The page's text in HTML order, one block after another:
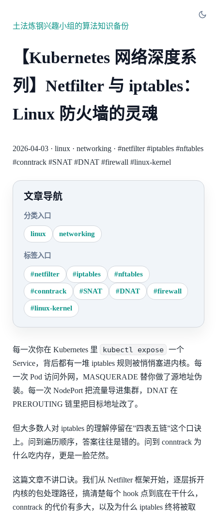
土法炼钢兴趣小组的算法知识备份
【Kubernetes 网络深度系
列】Netfilter 与 iptables：
Linux 防火墙的灵魂
2026-04-03· linux· networking· #netfilter #iptables #nftables
#conntrack #SNAT #DNAT #firewall #linux-kernel
文章导航
分类入口
linux networking
标签入口
#netfilter #iptables #nftables
#conntrack #SNAT #DNAT #firewall
#linux-kernel
每一次你在 Kubernetes 里 kubectl expose 一个
Service，背后都有一堆 iptables 规则被悄悄塞进内核。每
一次 Pod 访问外网，MASQUERADE 替你做了源地址伪
装。每一次 NodePort 把流量导进集群，DNAT 在
PREROUTING 链里把目标地址改了。
但大多数人对 iptables 的理解停留在”四表五链”这个口诀
上。问到遍历顺序，答案往往是错的。问到 conntrack 为
什么吃内存，更是一脸茫然。
这篇文章不讲口诀。我们从 Netfilter 框架开始，逐层拆开
内核的包处理路径，搞清楚每个 hook 点到底在干什么，
conntrack 的代价有多大，以及为什么 iptables 终将被取